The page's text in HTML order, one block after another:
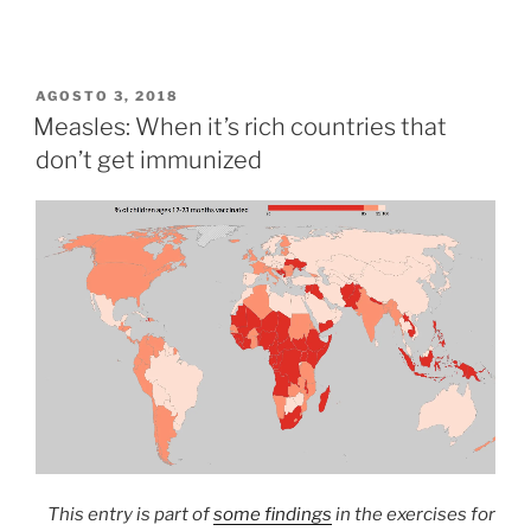
PUBLICADO
EL
AGOSTO 3, 2018
Measles: When it’s rich countries that
don’t get immunized
This entry is part ofsome findings in the exercises for